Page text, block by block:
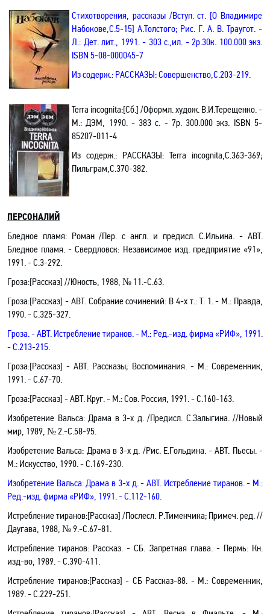
Стихотворения, рассказы/Вступ. ст. [О Владимире
Набокове,С.5-15] А.Толстого; Рис. Г. А. В. Траугот. -
Л.: Дет. лит., 1991. - 303 с.,ил. - 2р.30к. 100.000 экз.
ISBN 5-08-000045-7
Из содерж.: РАССКАЗЫ: Совершенство,С.203-219.
Terra incognita:[Сб.] /Оформл.худож. В.И.Терещенко. -
М.: ДЭМ, 1990. - 383 с. - 7р. 300.000 экз. ISBN 5-
85207-011-4
Из содерж.: РАССКАЗЫ: Terra incognita,С.363-369;
Пильграм,С.370-382.
ПЕРСОНАЛИЙ
Бледное пламя: Роман/Пер. с англ. и предисл. С.Ильина. -АВТ.
Бледное пламя. - Свердловск: Независимое изд. предприятие «91»,
1991. - С.3-292.
Гроза:[Рассказ] //Юность, 1988, № 11.-C.63.
Гроза:[Рассказ] - АВТ. Собрание сочинений: В 4-х т.: Т. 1.- М.: Правда,
1990. -С.325-327.
Гроза.- АВТ. Истребление тиранов.- М.: Ред.-изд. фирма «РИФ», 1991.
- С.213-215.
Гроза:[Рассказ] - АВТ. Рассказы; Воспоминания.- М.: Современник,
1991. -С.67-70.
Гроза:[Рассказ] - АВТ. Круг.- М.: Сов. Россия, 1991. -С.160-163.
Изобретение Вальса: Драма в 3-х д. /Предисл. С.Залыгина. //Новый
мир, 1989, № 2.-С.58-95.
Изобретение Вальса: Драма в 3-х д. /Рис. Е.Гольдина.- АВТ. Пьесы.-
М.: Искусство, 1990. - С.169-230.
Изобретение Вальса: Драма в 3-х д. - АВТ. Истребление тиранов.- М.:
Ред.-изд. фирма «РИФ», 1991. - С.112-160.
Истребление тиранов:[Рассказ] /Послесл. Р.Тименчика; Примеч. ред.//
Даугава, 1988, № 9.-C.67-81.
Истребление тиранов: Рассказ. - СБ. Запретная глава.- Пермь: Кн.
изд-во, 1989. - С.390-411.
Истребление тиранов:[Рассказ] - СБ Рассказ-88. - М.: Современник,
1989. - С.229-251.